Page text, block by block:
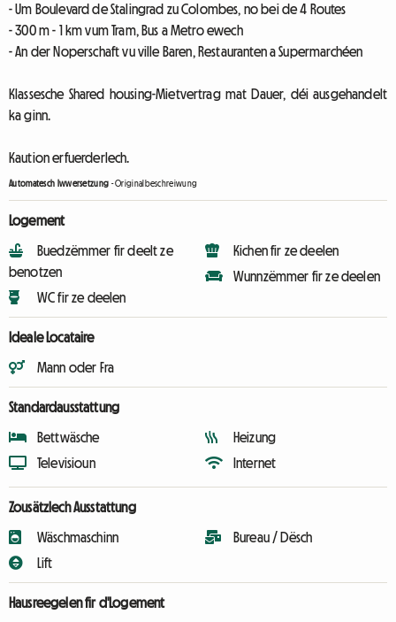
- Um Boulevard de Stalingrad zu Colombes, no bei de 4 Routes
- 300 m - 1 km vum Tram, Bus a Metro ewech
- An der Noperschaft vu ville Baren, Restauranten a Supermarchéen
Klassesche Shared housing-Mietvertrag mat Dauer, déi ausgehandelt
ka ginn.
Kaution erfuerderlech.
Automatesch Iwwersetzung -Originalbeschreiwung
Logement
Buedzëmmer fir deelt ze
benotzen
WC fir ze deelen
Kichen fir ze deelen
Wunnzëmmer fir ze deelen
Ideale Locataire
Mann oder Fra
Standardausstattung
Bettwäsche
Televisioun
Heizung
Internet
Zousätzlech Ausstattung
Wäschmaschinn
Lift
Bureau / Dësch
Hausreegelen fir d'Logement